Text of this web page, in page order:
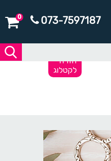
073-7597187
0
חזרה
לקטלוג